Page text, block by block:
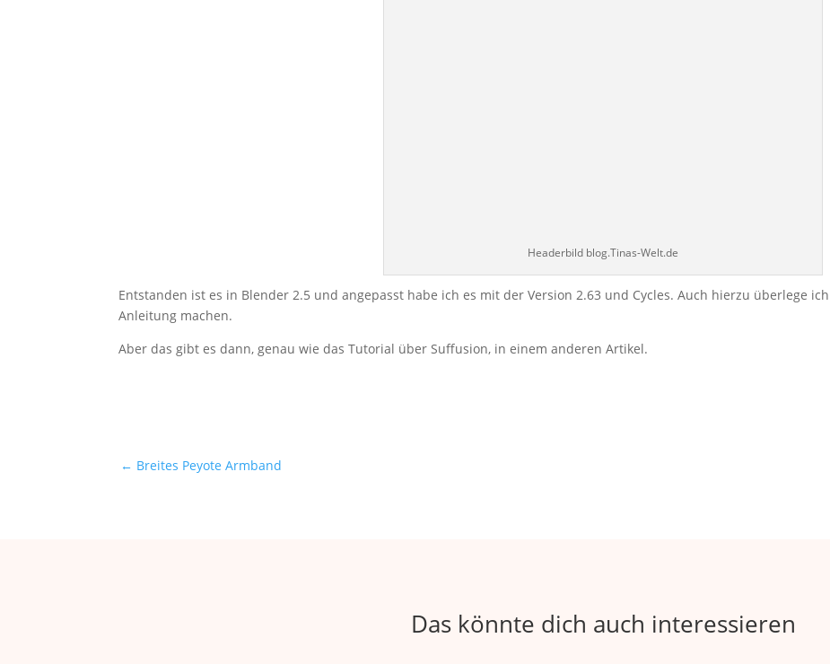
Headerbild blog.Tinas-Welt.de
Entstanden ist es in Blender 2.5 und angepasst habe ich es mit der Version 2.63 und Cycles. Auch hierzu überlege
Anleitung machen.
Aber das gibt es dann, genau wie das Tutorial über Suffusion, in einem anderen Artikel.
← Breites Peyote Armband
Das könnte dich auch interessieren